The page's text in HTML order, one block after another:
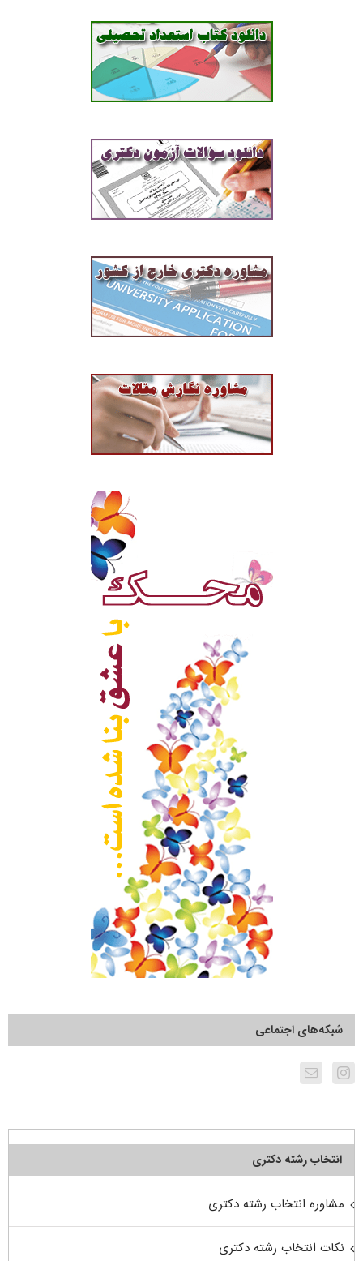
شبکه‌های اجتماعی
انتخاب رشته دکتری
مشاوره انتخاب رشته دکتری
نکات انتخاب رشته دکتری